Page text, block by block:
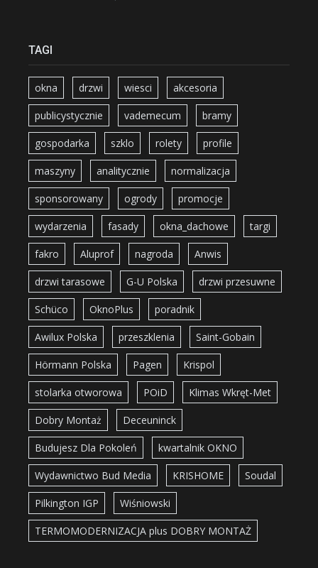
TAGI
okna drzwi wiesci akcesoria
publicystycznie vademecum bramy
gospodarka szklo rolety profile
maszyny analitycznie normalizacja
sponsorowany ogrody promocje
wydarzenia fasady okna_dachowe targi
fakro Aluprof nagroda Anwis
drzwi tarasowe G-U Polska drzwi przesuwne
Schüco OknoPlus poradnik
Awilux Polska przeszklenia Saint-Gobain
Hörmann Polska Pagen Krispol
stolarka otworowa POiD Klimas Wkręt-Met
Dobry Montaż Deceuninck
Budujesz Dla Pokoleń kwartalnik OKNO
Wydawnictwo Bud Media KRISHOME Soudal
Pilkington IGP Wiśniowski
TERMOMODERNIZACJA plus DOBRY MONTAŻ